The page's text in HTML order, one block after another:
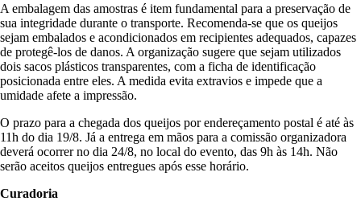
A embalagem das amostras é item fundamental para a preservação de
sua integridade durante o transporte. Recomenda-se que os queijos
sejam embalados e acondicionados em recipientes adequados, capazes
de protegê-los de danos. A organização sugere que sejam utilizados
dois sacos plásticos transparentes, com a ficha de identificação
posicionada entre eles. A medida evita extravios e impede que a
umidade afete a impressão.
O prazo para a chegada dos queijos por endereçamento postal é até às
11h do dia 19/8. Já a entrega em mãos para a comissão organizadora
deverá ocorrer no dia 24/8, no local do evento, das 9h às 14h. Não
serão aceitos queijos entregues após esse horário.
Curadoria